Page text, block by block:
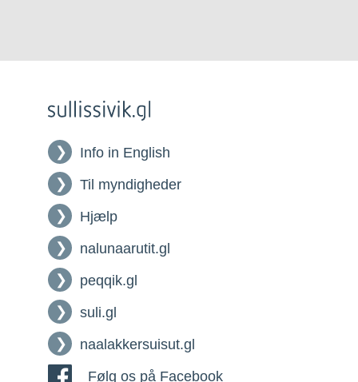
Info in English
Til myndigheder
Hjælp
nalunaarutit.gl
peqqik.gl
suli.gl
naalakkersuisut.gl
Følg os på Facebook